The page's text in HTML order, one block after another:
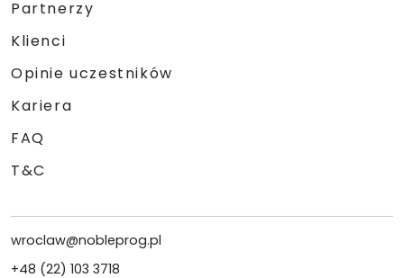
Partnerzy
Klienci
Opinie uczestników
Kariera
FAQ
T&C
wroclaw@nobleprog.pl
+48 (22) 103 3718